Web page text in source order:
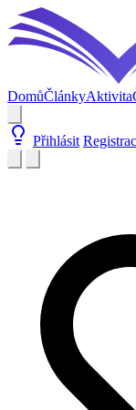
DomůČlánkyAktivita
Přihlásit